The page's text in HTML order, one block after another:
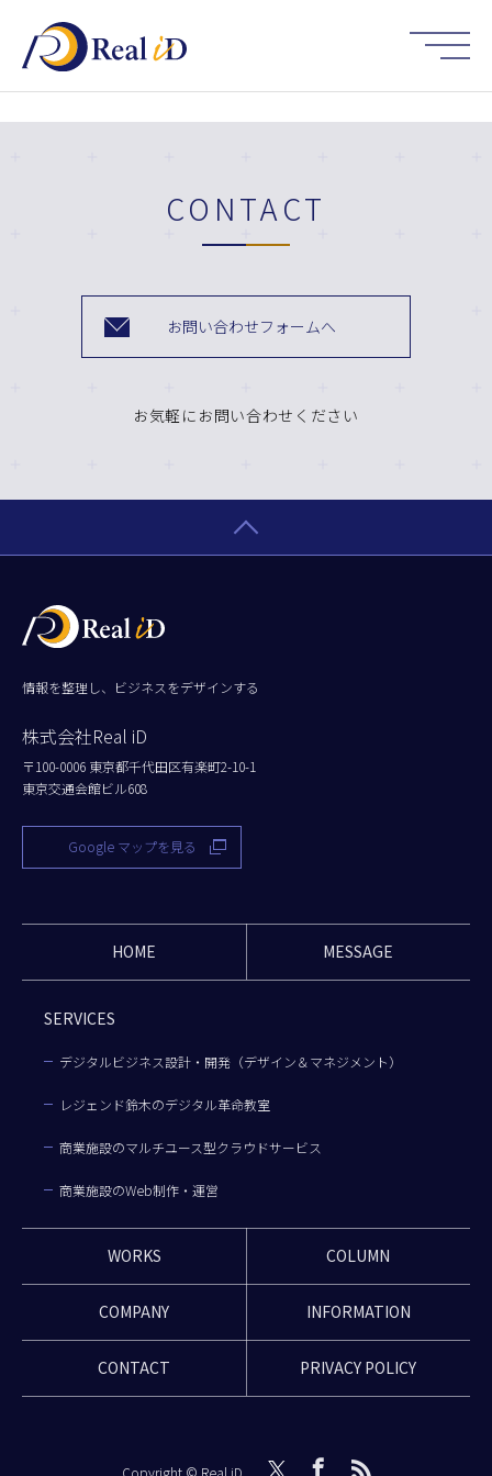
CONTACT
お問い合わせフォームへ
お気軽にお問い合わせください
情報を整理し、ビジネスをデザインする
株式会社Real iD
〒100-0006 東京都千代田区有楽町2-10-1
東京交通会館ビル608
Google マップを見る
HOME MESSAGE
SERVICES
デジタルビジネス設計・開発（デザイン＆マネジメント）
レジェンド鈴木のデジタル革命教室
商業施設のマルチユース型クラウドサービス
商業施設のWeb制作・運営
WORKS COLUMN
COMPANY INFORMATION
CONTACT PRIVACY POLICY
Copyright © Real iD